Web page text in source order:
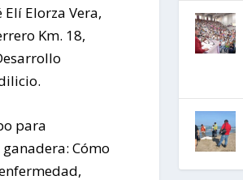
Elorza Vera,
Km. 18,
para
Cómo